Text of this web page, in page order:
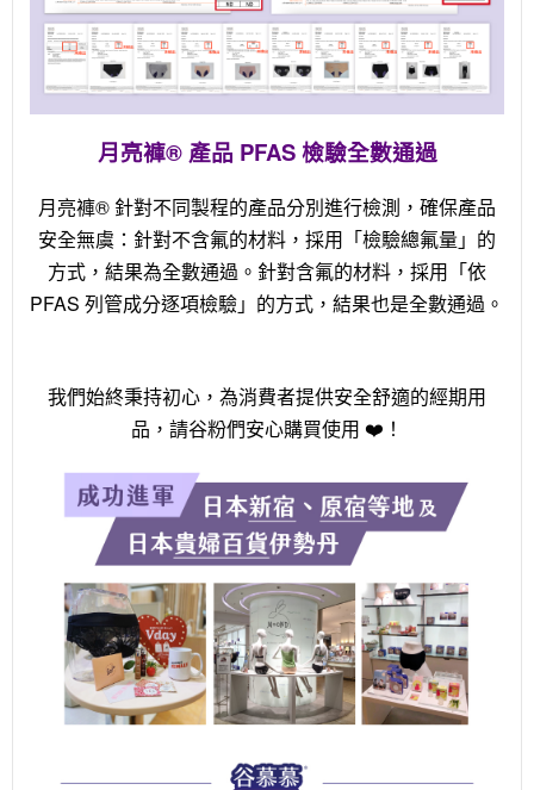
月亮褲® 產品 PFAS 檢驗全數通過
月亮褲® 針對不同製程的產品分別進行檢測，確保產品
安全無虞：針對不含氟的材料，採用「檢驗總氟量」的
方式，結果為全數通過。針對含氟的材料，採用「依
PFAS 列管成分逐項檢驗」的方式，結果也是全數通過。
我們始終秉持初心，為消費者提供安全舒適的經期用
品，請谷粉們安心購買使用 ❤️！